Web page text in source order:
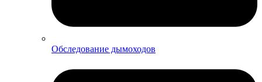
Обследование дымоходов